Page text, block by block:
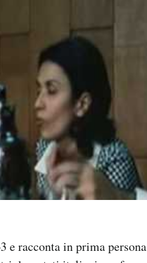
racconta in prima persona